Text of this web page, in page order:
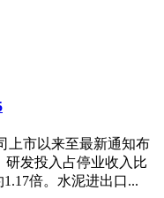
上市以来至最新通知布
研发投入占停业收入比
倍。水泥进出口...